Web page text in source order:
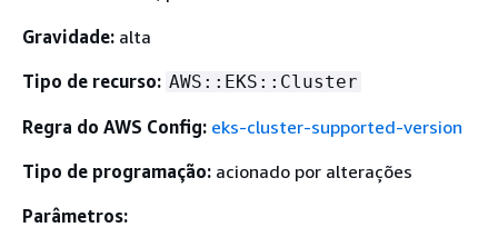
Gravidade: alta
Tipo de recurso: AWS::EKS::Cluster
Regra do AWS Config: eks-cluster-supported-version
Tipo de programação: acionado por alterações
Parâmetros: